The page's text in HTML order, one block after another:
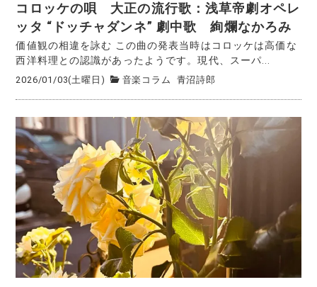
コロッケの唄 大正の流行歌：浅草帝劇オペレ
ッタ “ドッチャダンネ” 劇中歌 絢爛なかろみ
価値観の相違を詠む この曲の発表当時はコロッケは高価な
西洋料理との認識があったようです。現代、スーパ...
2026/01/03(土曜日) 音楽コラム 青沼詩郎